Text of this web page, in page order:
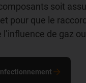
soit
pour que le
de gaz